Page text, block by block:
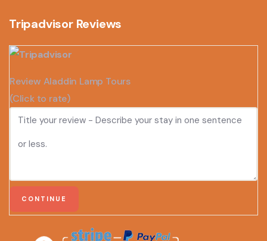
Tripadvisor Reviews
Review Aladdin Lamp Tours
(Click to rate)